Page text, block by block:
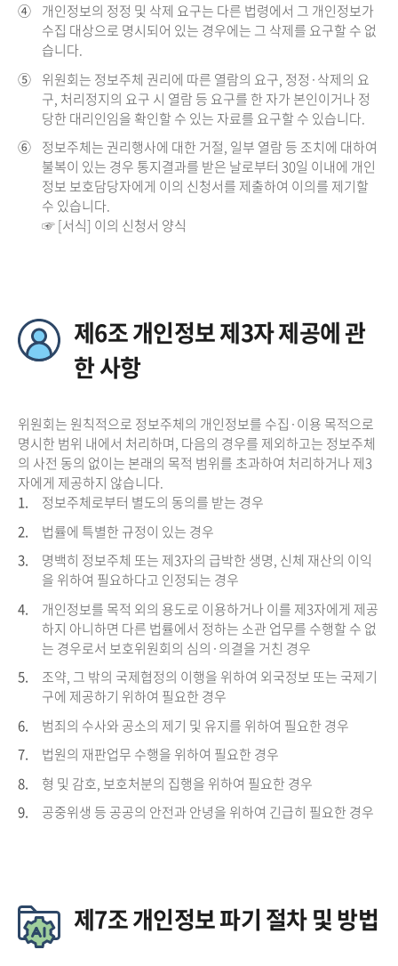
④ 개인정보의 정정 및 삭제 요구는 다른 법령에서 그 개인정보가
수집 대상으로 명시되어 있는 경우에는 그 삭제를 요구할 수 없
습니다.
⑤ 위원회는 정보주체 권리에 따른 열람의 요구, 정정·삭제의 요
구, 처리정지의 요구 시 열람 등 요구를 한 자가 본인이거나 정
당한 대리인임을 확인할 수 있는 자료를 요구할 수 있습니다.
⑥ 정보주체는 권리행사에 대한 거절, 일부 열람 등 조치에 대하여
불복이 있는 경우 통지결과를 받은 날로부터 30일 이내에 개인
정보 보호담당자에게 이의 신청서를 제출하여 이의를 제기할
수 있습니다.
☞ [서식] 이의 신청서 양식
제6조 개인정보 제3자 제공에 관
한 사항
위원회는 원칙적으로 정보주체의 개인정보를 수집·이용 목적으로
명시한 범위 내에서 처리하며, 다음의 경우를 제외하고는 정보주체
의 사전 동의 없이는 본래의 목적 범위를 초과하여 처리하거나 제3
자에게 제공하지 않습니다.
1.
정보주체로부터 별도의 동의를 받는 경우
2.
법률에 특별한 규정이 있는 경우
3.
명백히 정보주체 또는 제3자의 급박한 생명, 신체 재산의 이익
을 위하여 필요하다고 인정되는 경우
4.
개인정보를 목적 외의 용도로 이용하거나 이를 제3자에게 제공
하지 아니하면 다른 법률에서 정하는 소관 업무를 수행할 수 없
는 경우로서 보호위원회의 심의·의결을 거친 경우
5.
조약, 그 밖의 국제협정의 이행을 위하여 외국정보 또는 국제기
구에 제공하기 위하여 필요한 경우
6.
범죄의 수사와 공소의 제기 및 유지를 위하여 필요한 경우
7.
법원의 재판업무 수행을 위하여 필요한 경우
8.
형 및 감호, 보호처분의 집행을 위하여 필요한 경우
9.
공중위생 등 공공의 안전과 안녕을 위하여 긴급히 필요한 경우
제7조 개인정보 파기 절차 및 방법